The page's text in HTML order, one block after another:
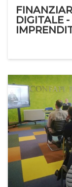
DIGITALE